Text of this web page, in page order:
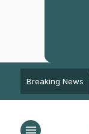
Breaking News
Gelar Lomba Guru
menu